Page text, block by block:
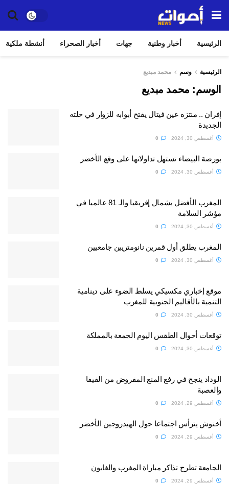
الرئيسية أخبار وطنية جهات أخبار الصحراء أنشطة ملكية
الرئيسية وسم محمد مبديع
الوسم: محمد مبديع
إفران .. منتزه عين فيتال يفتح أبوابه للزوار في حلته
الجديدة
أغسطس 30, 2024
بورصة البيضاء تستهل تداولاتها على وقع الأخضر
أغسطس 30, 2024
المغرب الأفضل بشمال إفريقيا والـ 81 عالميا في
مؤشر السلامة
أغسطس 30, 2024
المغرب يطلق أول قمرين نانومتريين جامعيين
أغسطس 30, 2024
موقع إخباري مكسيكي يسلط الضوء على دينامية
التنمية بالأقاليم الجنوبية للمغرب
أغسطس 30, 2024
توقعات أحوال الطقس اليوم الجمعة بالمملكة
أغسطس 30, 2024
الوداد ينجح في رفع المنع المفروض من الفيفا
والعصبة
أغسطس 29, 2024
أخنوش يترأس اجتماعا حول الهيدروجين الأخضر
أغسطس 29, 2024
الجامعة تطرح تذاكر مباراة المغرب والغابون
أغسطس 29, 2024